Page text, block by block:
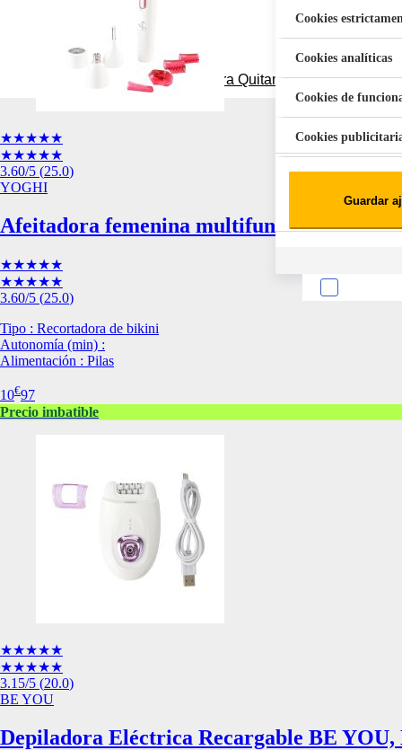
Aspiradora Quitamanchas 450W
★★★★★
★★★★★
3.60/5 (25.0)
YOGHI
Afeitadora femenina multifunción YOGHI
★★★★★
★★★★★
3.60/5 (25.0)
Tipo : Recortadora de bikini
Autonomía (min) :
Alimentación : Pilas
10€97
Precio imbatible
★★★★★
★★★★★
3.15/5 (20.0)
BE YOU
Depiladora Eléctrica Recargable BE
Cookies
Cookies analíticas
Cookies de
Cookies
Guardar